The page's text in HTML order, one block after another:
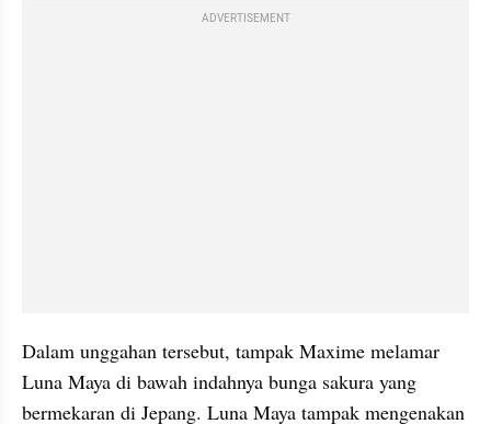
ADVERTISEMENT
Dalam unggahan tersebut, tampak Maxime melamar
Luna Maya di bawah indahnya bunga sakura yang